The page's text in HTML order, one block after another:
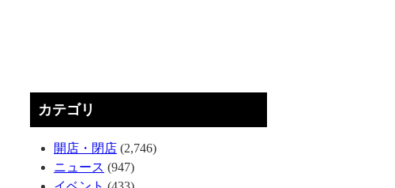
カテゴリ
開店・閉店 (2,746)
ニュース (947)